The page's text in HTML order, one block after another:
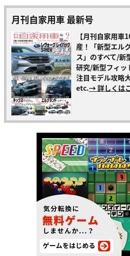
月刊自家用車 最新号
【月刊自家用車
産！「新型エル
ス」のすべて/新
研究/新型フィッ
注目モデル攻略
etc.→ 詳しくは